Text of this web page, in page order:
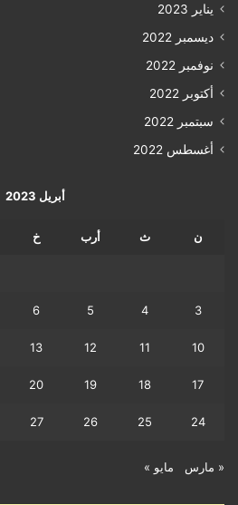
يناير 2023
ديسمبر 2022
نوفمبر 2022
أكتوبر 2022
سبتمبر 2022
أغسطس 2022
أبريل 2023
ن ث أرب خ
3
4
5
6
10
11
12
13
17
18
19
20
24
25
26
27
« مارس مايو »